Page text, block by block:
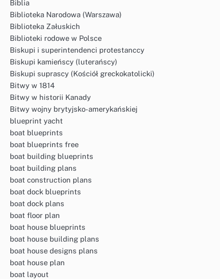
Biblia
Biblioteka Narodowa (Warszawa)
Biblioteka Załuskich
Biblioteki rodowe w Polsce
Biskupi i superintendenci protestanccy
Biskupi kamieńscy (luterańscy)
Biskupi suprascy (Kościół greckokatolicki)
Bitwy w 1814
Bitwy w historii Kanady
Bitwy wojny brytyjsko-amerykańskiej
blueprint yacht
boat blueprints
boat blueprints free
boat building blueprints
boat building plans
boat construction plans
boat dock blueprints
boat dock plans
boat floor plan
boat house blueprints
boat house building plans
boat house designs plans
boat house plan
boat layout